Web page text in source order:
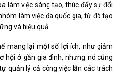
làm việc sáng tạo, thúc đẩy sự đổi
làm việc đa quốc gia, từ đó tạo
và hiệu quả.
mang lại một số lợi ích, như giảm
hội ở gần gia đình, nhưng nó cũng
quản lý cả công việc lẫn các trách